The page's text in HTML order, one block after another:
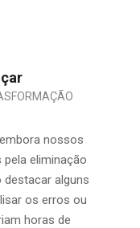
nossos
eliminação
alguns
os erros ou
horas de